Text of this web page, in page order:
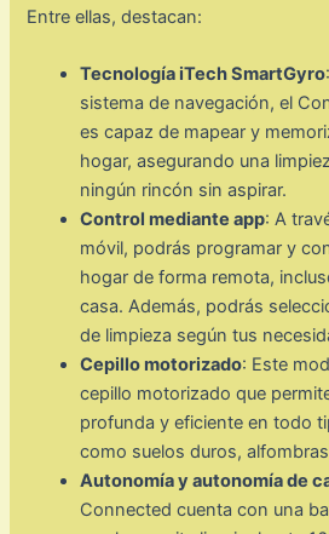
Entre ellas, destacan:
Tecnología iTech SmartGyro
sistema de navegación, el
es capaz de mapear y
hogar, asegurando una
ningún rincón sin aspirar.
Control mediante app: A
móvil, podrás programar y
hogar de forma remota,
casa. Además, podrás
de limpieza según tus
Cepillo motorizado: Este
cepillo motorizado que
profunda y eficiente en todo
como suelos duros,
Autonomía y autonomía de
Connected cuenta con una